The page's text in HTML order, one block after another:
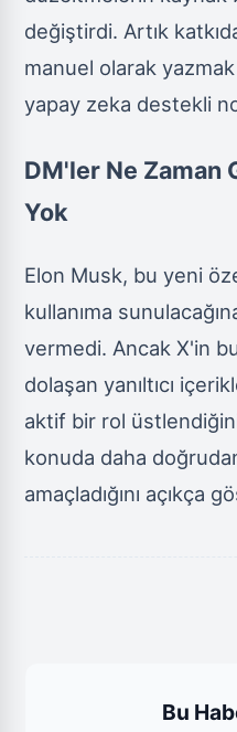
değiştirdi. Artık
manuel olarak
yapay zeka destekli
DM'ler Ne Zaman
Yok
Elon Musk, bu yeni
kullanıma
vermedi. Ancak X'in
dolaşan yanıltıcı
aktif bir rol üstlendiğini
konuda daha
amaçladığını açıkça
Bu